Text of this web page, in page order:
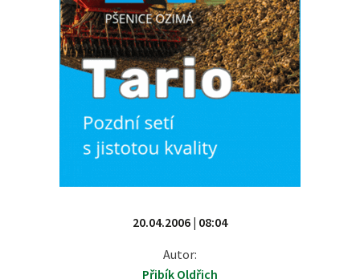
20.04.2006 | 08:04
Autor:
Přibík Oldřich